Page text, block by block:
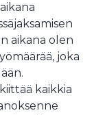
aikana olen
joka
kaikkia